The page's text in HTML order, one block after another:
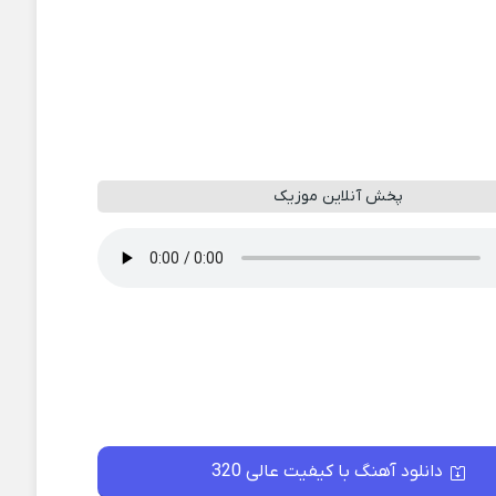
پخش آنلاین موزیک
دانلود آهنگ با کیفیت عالی 320